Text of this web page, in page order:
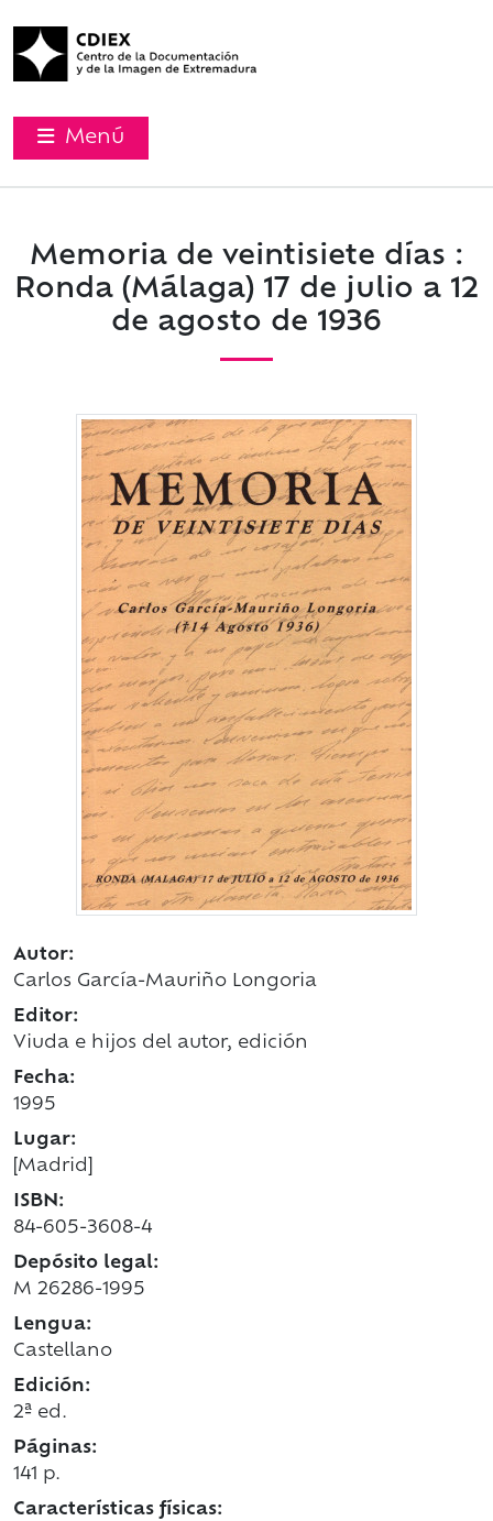
Menú
Memoria de veintisiete días :
Ronda (Málaga) 17 de julio a 12
de agosto de 1936
Autor:
Carlos García-Mauriño Longoria
Editor:
Viuda e hijos del autor, edición
Fecha:
1995
Lugar:
[Madrid]
ISBN:
84-605-3608-4
Depósito legal:
M 26286-1995
Lengua:
Castellano
Edición:
2ª ed.
Páginas:
141 p.
Características físicas: